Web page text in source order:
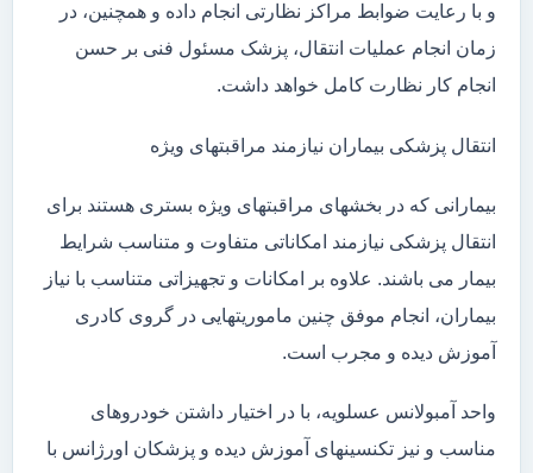
و با رعایت ضوابط مراکز نظارتی انجام داده و همچنین، در
زمان انجام عملیات انتقال، پزشک مسئول فنی بر حسن
انجام کار نظارت کامل خواهد داشت.
انتقال پزشکی بیماران نیازمند مراقبتهای ویژه
بیمارانی که در بخشهای مراقبتهای ویژه بستری هستند برای
انتقال پزشکی نیازمند امکاناتی متفاوت و متناسب شرایط
بیمار می باشند. علاوه بر امکانات و تجهیزاتی متناسب با نیاز
بیماران، انجام موفق چنین ماموریتهایی در گروی کادری
آموزش دیده و مجرب است.
واحد آمبولانس عسلویه، با در اختیار داشتن خودروهای
مناسب و نیز تکنسینهای آموزش دیده و پزشکان اورژانس با